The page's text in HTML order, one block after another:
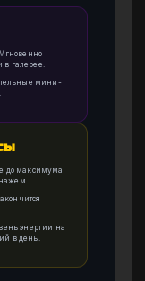
Мгновенно
галерее.
мини-
до максимума
энергии на
в день.